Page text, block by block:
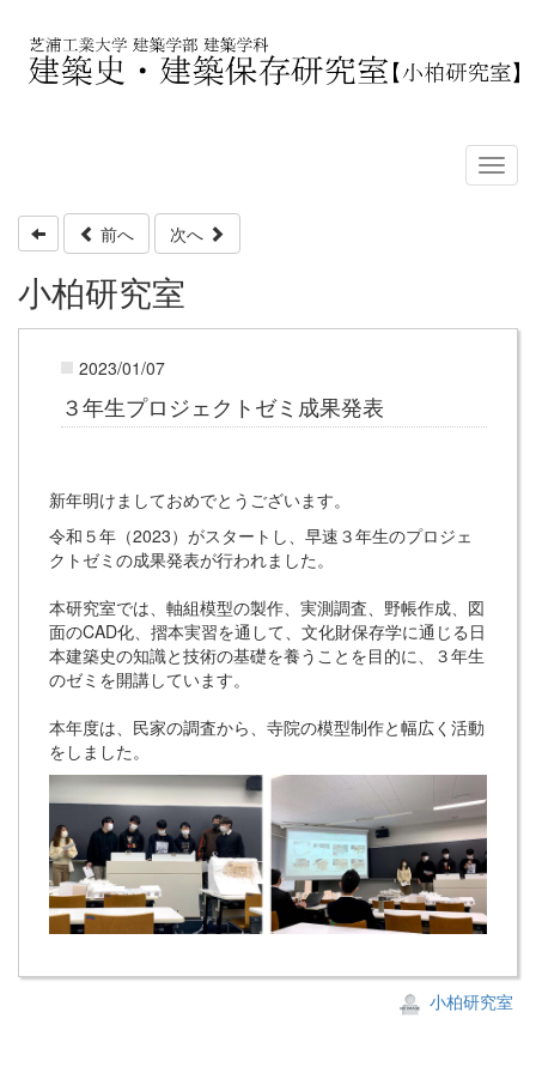
前へ 次へ
小柏研究室
2023/01/07
３年生プロジェクトゼミ成果発表
新年明けましておめでとうございます。
令和５年（2023）がスタートし、早速３年生のプロジェ
クトゼミの成果発表が行われました。
本研究室では、軸組模型の製作、実測調査、野帳作成、図
面のCAD化、摺本実習を通して、文化財保存学に通じる日
本建築史の知識と技術の基礎を養うことを目的に、３年生
のゼミを開講しています。
本年度は、民家の調査から、寺院の模型制作と幅広く活動
をしました。
小柏研究室